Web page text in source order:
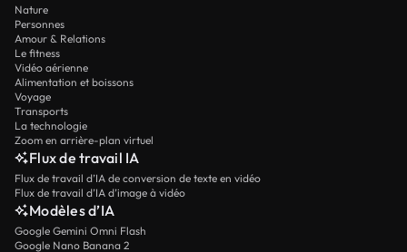
Nature
Personnes
Amour & Relations
Le fitness
Vidéo aérienne
Alimentation et boissons
Voyage
Transports
La technologie
Zoom en arrière-plan virtuel
Flux de travail IA
Flux de travail d’IA de conversion de texte en vidéo
Flux de travail d’IA d’image à vidéo
Modèles d’IA
Google Gemini Omni Flash
Google Nano Banana 2